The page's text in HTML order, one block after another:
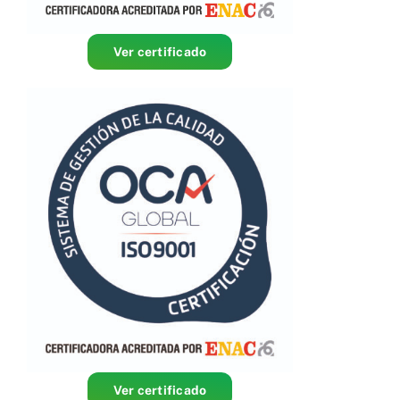
Accesibilidad
Ver certificado
Ver certificado